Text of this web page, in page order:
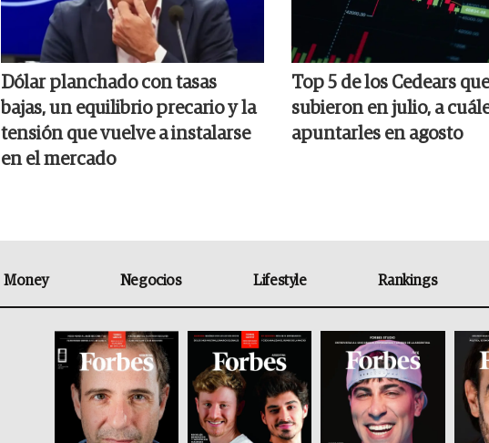
Dólar planchado con tasas
bajas, un equilibrio precario y la
tensión que vuelve a instalarse
en el mercado
Top 5 de los Cedears
subieron en julio, a
apuntarles en agosto
Money Negocios Lifestyle Rankings